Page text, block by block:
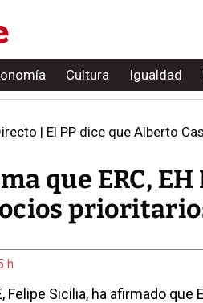
Cultura Igualdad
| El PP dice que Alberto
que ERC,
h
Felipe Sicilia, ha afirmado que